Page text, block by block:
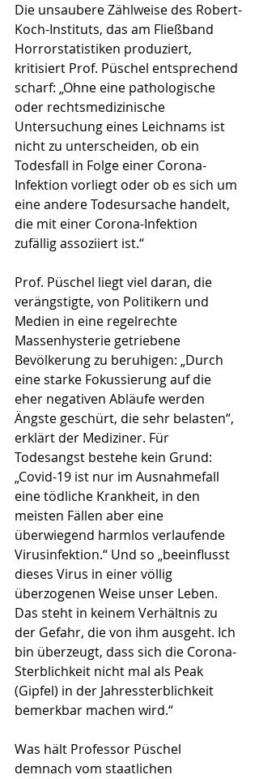
Die unsaubere Zählweise des Robert-
Koch-Instituts, das am Fließband
Horrorstatistiken produziert,
kritisiert Prof. Püschel entsprechend
scharf: „Ohne eine pathologische
oder rechtsmedizinische
Untersuchung eines Leichnams ist
nicht zu unterscheiden, ob ein
Todesfall in Folge einer Corona-
Infektion vorliegt oder ob es sich um
eine andere Todes­ursache handelt,
die mit einer Corona-Infektion
zufällig assoziiert ist.“
Prof. Püschel liegt viel daran, die
verängstigte, von Politikern und
Medien in eine regelrechte
Massenhysterie getriebene
Bevölkerung zu beruhigen: „Durch
eine starke Fokussierung auf die
eher negativen Abläufe werden
Ängste geschürt, die sehr belasten“,
erklärt der Mediziner. Für
Todesangst bestehe kein Grund:
„Covid-19 ist nur im Ausnahmefall
eine tödliche Krankheit, in den
meisten Fällen aber eine
überwiegend harmlos verlaufende
Virusinfektion.“ Und so „beeinflusst
dieses Virus in einer völlig
überzogenen Weise unser Leben.
Das steht in keinem Verhältnis zu
der Gefahr, die von ihm ausgeht. Ich
bin überzeugt, dass sich die Corona-
Sterblichkeit nicht mal als Peak
(Gipfel) in der Jahressterblichkeit
bemerkbar machen wird.“
Was hält Professor Püschel
demnach vom staatlichen